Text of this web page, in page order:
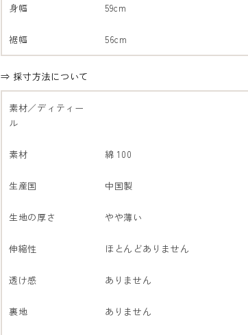
身幅 59cm
裾幅 56cm
⇒ 採寸方法について
素材／ディティー
ル
素材 綿 100
生産国 中国製
生地の厚さ やや薄い
伸縮性 ほとんどありません
透け感 ありません
裏地 ありません